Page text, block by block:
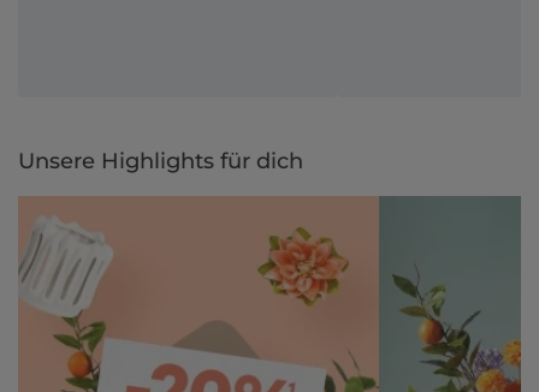
Unsere Highlights für dich